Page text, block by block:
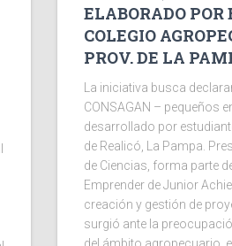
ELABORADO
COLEGIO
PROV. DE LA
La iniciativa busca
CONSAGAN – pequeños
desarrollado por
de Realicó, La Pampa.
de Ciencias, forma parte
Emprender de Junior
creación y gestión de
surgió ante la